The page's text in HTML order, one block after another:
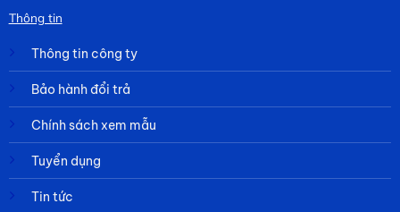
Thông tin
Thông tin công ty
Bảo hành đổi trả
Chính sách xem mẫu
Tuyển dụng
Tin tức